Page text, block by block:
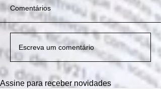
Abertura | OCUPAÇÃO
RUSSA
Jerusa na OCUPAÇÃO
RUSSA
debate quente numa
noite fria - rússia na
ucrânia em 2022: o
leste europeu em
transe
Abertura | OCUPAÇÃO
RUSSA
Jerusa na OCUPAÇÃO
RUSSA
debate quente numa
noite fria - rússia na
ucrânia em 2022: o
leste europeu em
transe
Abertura | OCUPAÇÃO
RUSSA
Comentários
Escreva um comentário
Assine para receber novidades